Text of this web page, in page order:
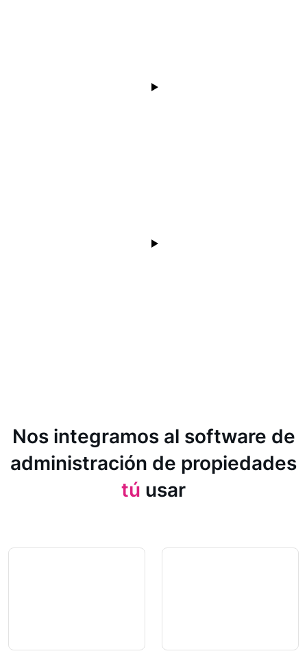
Nos integramos al software de
administración de propiedades
tú usar